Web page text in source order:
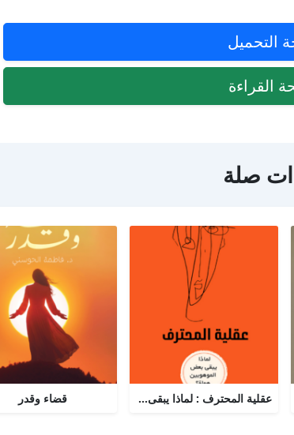
التحميل
القراءة
صلة
عقلية المحترف : لماذا يبقى البعض هواة رغم الموهبة؟ قضاء وقدر